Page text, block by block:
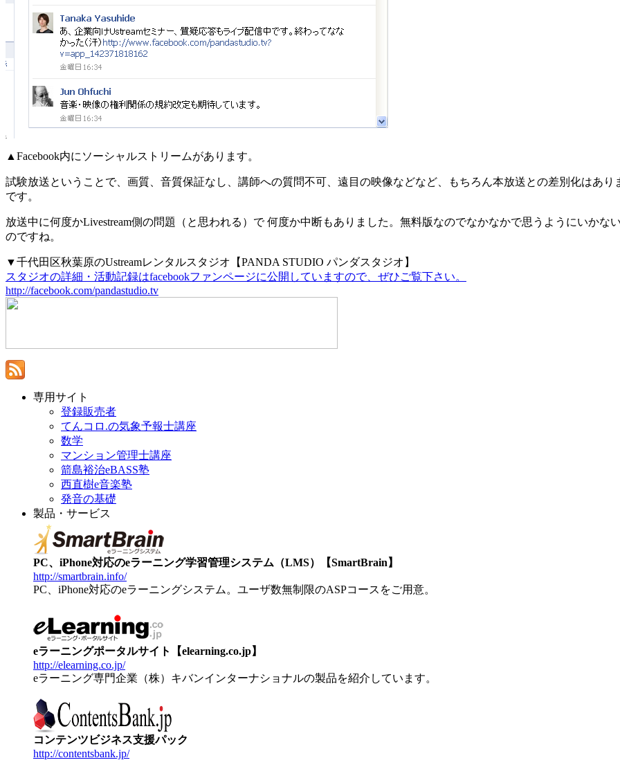
▲Facebook内にソーシャルストリームがあります。
試験放送ということで、画質、音質保証なし、講師への質問不可、遠目の映像などなど、もちろん本放送との差別化はあ
です。
放送中に何度かLivestream側の問題（と思われる）で 何度か中断もありました。無料版なのでなかなかで思うようにいか
のですね。
▼千代田区秋葉原のUstreamレンタルスタジオ【PANDA STUDIO パンダスタジオ】
スタジオの詳細・活動記録はfacebookファンページに公開していますので、ぜひご覧下さい。
http://facebook.com/pandastudio.tv
専用サイト
登録販売者
てんコロ.の気象予報士講座
数学
マンション管理士講座
箭島裕治eBASS塾
西直樹e音楽塾
発音の基礎
製品・サービス
PC、iPhone対応のeラーニング学習管理システム（LMS）【SmartBrain】
http://smartbrain.info/
PC、iPhone対応のeラーニングシステム。ユーザ数無制限のASPコースをご用意。
eラーニングポータルサイト【elearning.co.jp】
http://elearning.co.jp/
eラーニング専門企業（株）キバンインターナショナルの製品を紹介しています。
コンテンツビジネス支援パック
http://contentsbank.jp/